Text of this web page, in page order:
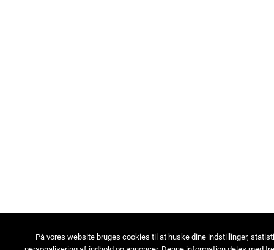
På vores website bruges cookies til at huske dine indstillinger,